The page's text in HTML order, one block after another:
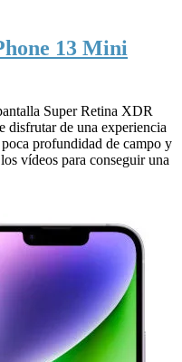
13 Mini
Super Retina XDR
disfrutar de una experiencia
profundidad de campo y
vídeos para conseguir una